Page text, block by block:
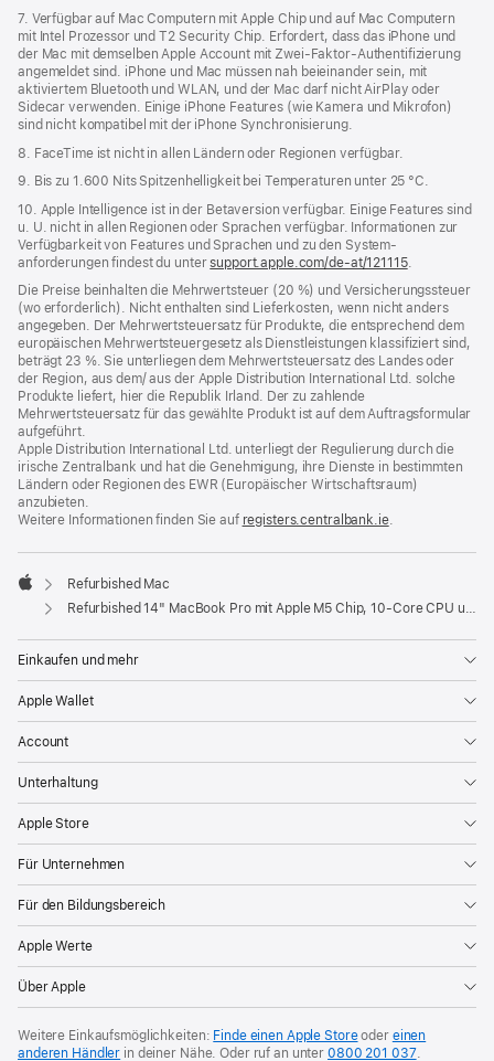
7. Verfügbar auf Mac Computern mit Apple Chip und auf Mac Computern
mit Intel Prozessor und T2 Security Chip. Erfordert, dass das iPhone und
der Mac mit demselben Apple Account mit Zwei-Faktor-Authentifizierung
angemeldet sind. iPhone und Mac müssen nah beieinander sein, mit
aktiviertem Bluetooth und WLAN, und der Mac darf nicht AirPlay oder
Sidecar verwenden. Einige iPhone Features (wie Kamera und Mikrofon)
sind nicht kompatibel mit der iPhone Synchronisierung.
8. FaceTime ist nicht in allen Ländern oder Regionen verfügbar.
9. Bis zu 1.600 Nits Spitzenhelligkeit bei Temperaturen unter 25 °C.
10. Apple Intelligence ist in der Betaversion verfügbar. Einige Features sind
u. U. nicht in allen Regionen oder Sprachen verfügbar. Informationen zur
Verfügbarkeit von Features und Sprachen und zu den System­
anforderungen findest du untersupport.apple.com/de-at/121115.
Die Preise beinhalten die Mehrwertsteuer (20 %) und Versicherungssteuer
(wo erforderlich). Nicht enthalten sind Lieferkosten, wenn nicht anders
angegeben. Der Mehrwertsteuersatz für Produkte, die entsprechend dem
europäischen Mehrwertsteuergesetz als Dienstleistungen klassifiziert sind,
beträgt 23 %. Sie unterliegen dem Mehrwertsteuersatz des Landes oder
der Region, aus dem/ aus der Apple Distribution International Ltd. solche
Produkte liefert, hier die Republik Irland. Der zu zahlende
Mehrwertsteuersatz für das gewählte Produkt ist auf dem Auftragsformular
aufgeführt.
Apple Distribution International Ltd. unterliegt der Regulierung durch die
irische Zentralbank und hat die Genehmigung, ihre Dienste in bestimmten
Ländern oder Regionen des EWR (Europäischer Wirtschaftsraum)
anzubieten.
Weitere Informationen finden Sie auf registers.centralbank.ie(Öffnet
neues
.
Apple
Refurbished Mac
Refurbished 14" MacBook Pro mit Apple M5 Chip, 10‑Core CPU und 10‑Core GPU – Space Schwarz
Einkaufen und mehr
Apple Wallet
Account
Unterhaltung
Apple Store
Für Unternehmen
Für den Bildungsbereich
Apple Werte
Über Apple
Weitere Einkaufsmöglichkeiten: Finde einen Apple Storeoder einen
anderen Händler in deiner Nähe. Oder ruf an unter0800 201 037.